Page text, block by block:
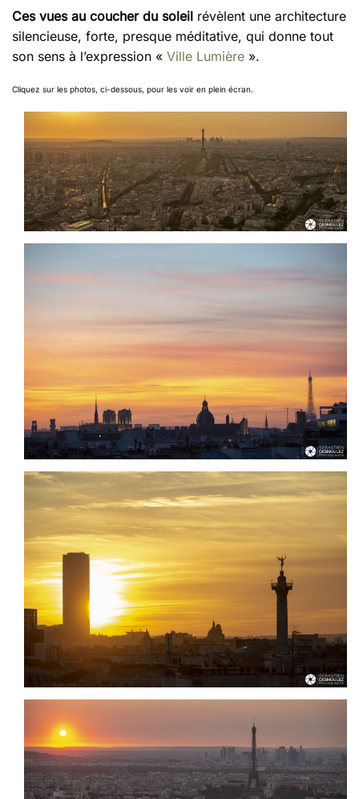
Ces vues au coucher du soleil révèlent une architecture
silencieuse, forte, presque méditative, qui donne tout
son sens à l’expression « Ville Lumière ».
Cliquez sur les photos, ci-dessous, pour les voir en plein écran.